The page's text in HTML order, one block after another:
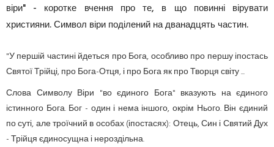
віри" - коротке вчення про те, в що повинні вірувати
християни. Символ віри поділений на дванадцять частин.
"У першій частині йдеться про Бога, особливо про першу іпостась
Святої Трійці, про Бога-Отця, і про Бога як про Творця світу ...
Слова Символу Віри "во єдиного Бога" вказують на єдиного
істинного Бога. Бог - один і нема іншого, окрім Нього. Він єдиний
по суті, але троїчний в особах (іпостасях): Отець, Син і Святий Дух
- Трійця єдиносущна і нероздільна.